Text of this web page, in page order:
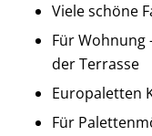
Viele schöne
Für Wohnung
der Terrasse
Europaletten
Für